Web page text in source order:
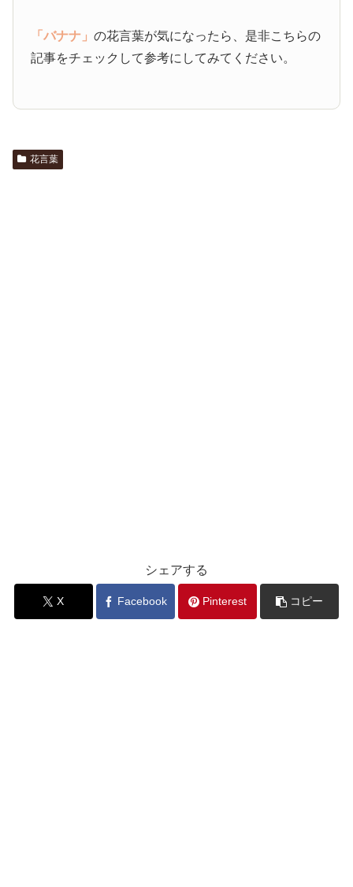
「バナナ」の花言葉が気になったら、是非こちらの
記事をチェックして参考にしてみてください。
花言葉
シェアする
X Facebook Pinterest コピー